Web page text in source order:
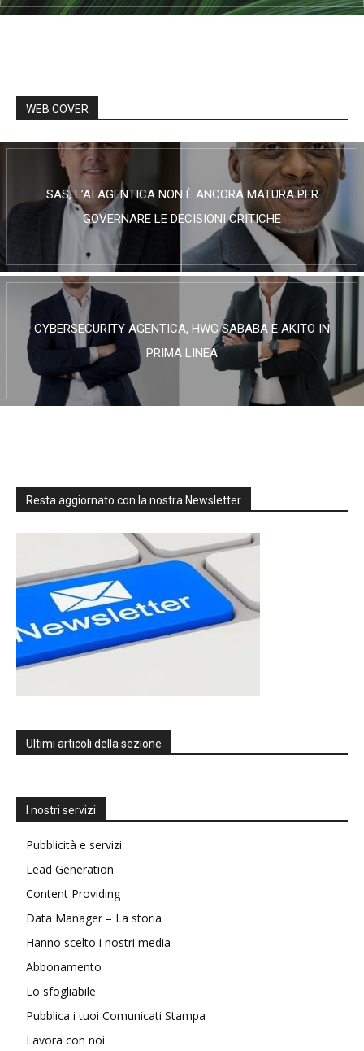
WEB COVER
SAS, L’AI AGENTICA NON È ANCORA MATURA PER
GOVERNARE LE DECISIONI CRITICHE
CYBERSECURITY AGENTICA, HWG SABABA E AKITO IN
PRIMA LINEA
Resta aggiornato con la nostra Newsletter
Ultimi articoli della sezione
I nostri servizi
Pubblicità e servizi
Lead Generation
Content Providing
Data Manager – La storia
Hanno scelto i nostri media
Abbonamento
Lo sfogliabile
Pubblica i tuoi Comunicati Stampa
Lavora con noi